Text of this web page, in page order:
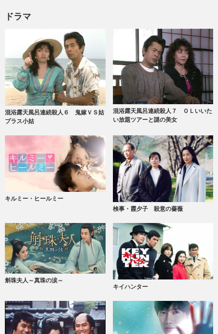
ドラマ
混浴露天風呂連続殺人６ 鬼嫁ＶＳ姑
プラス小姑
混浴露天風呂連続殺人７ ＯＬいいた
い放題ツアーと謎の美女
キルミー・ヒールミー
検事・霞夕子 殺意の薔薇
斛珠夫人～真珠の涙～
キイハンター